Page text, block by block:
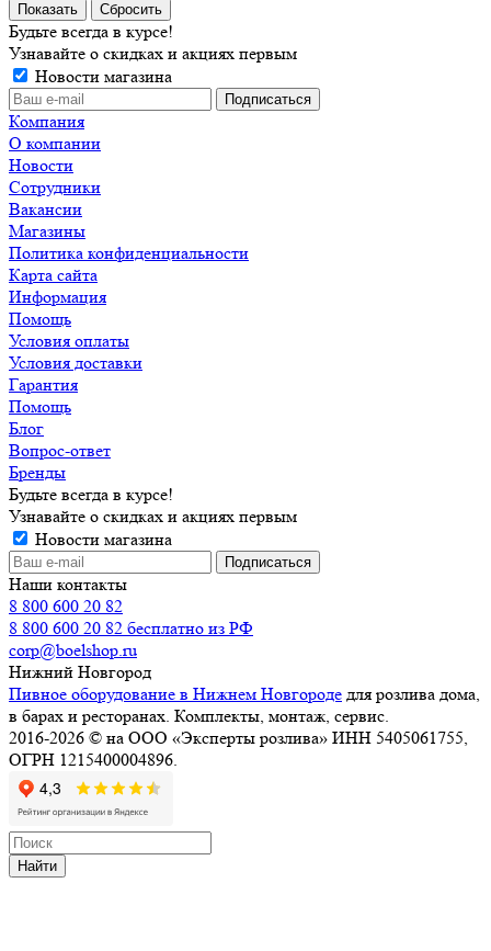
Сбросить
Будьте всегда в курсе!
Узнавайте о скидках и акциях первым
Новости магазина
Компания
О компании
Новости
Сотрудники
Вакансии
Магазины
Политика конфиденциальности
Карта сайта
Информация
Помощь
Условия оплаты
Условия доставки
Гарантия
Помощь
Блог
Вопрос-ответ
Бренды
Будьте всегда в курсе!
Узнавайте о скидках и акциях первым
Новости магазина
Наши контакты
8 800 600 20 82
8 800 600 20 82 бесплатно из РФ
corp@boelshop.ru
Нижний Новгород
Пивное оборудование в Нижнем Новгороде для розлива дома,
в барах и ресторанах. Комплекты, монтаж, сервис.
2016-2026 © на ООО «Эксперты розлива» ИНН 5405061755,
ОГРН 1215400004896.
Найти